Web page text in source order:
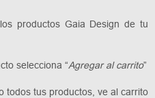
productos Gaia Design de tu
selecciona “Agregar al carrito”
todos tus productos, ve al carrito